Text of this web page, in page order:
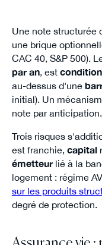
Une note structurée
une brique
CAC 40, S&P 500).
par an, est
au-dessus d'une
initial). Un
note par anticipation.
Trois risques
est franchie, capital
émetteurlié à la
logement : régime
sur les produits
degré de protection.